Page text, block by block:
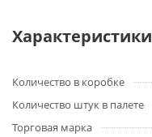
Характеристики
Количество в коробке
Количество штук в палете
Торговая марка